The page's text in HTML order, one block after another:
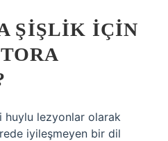
ŞIŞLIK IÇIN
huylu lezyonlar olarak
iyileşmeyen bir dil